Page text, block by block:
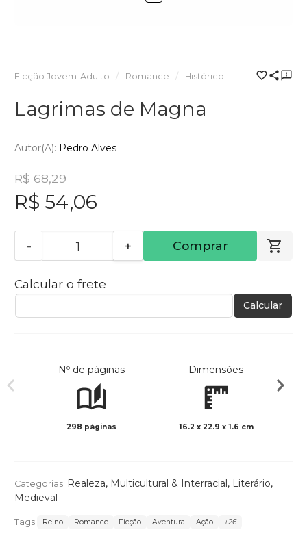
Ficção Jovem-Adulto Romance Histórico
Lagrimas de Magna
Autor(a): Pedro Alves
R$ 68,29
R$ 54,06
- + Comprar
Calcular o frete
Calcular
Nº de páginas
298 páginas
Dimensões
16.2 x 22.9 x 1.6 cm
Categorias: Realeza, Multicultural & Interracial, Literário,
Medieval
Tags: Reino Romance Ficção Aventura Ação +26